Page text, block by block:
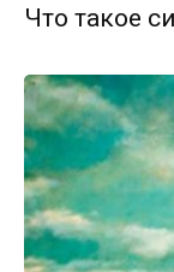
Что такое